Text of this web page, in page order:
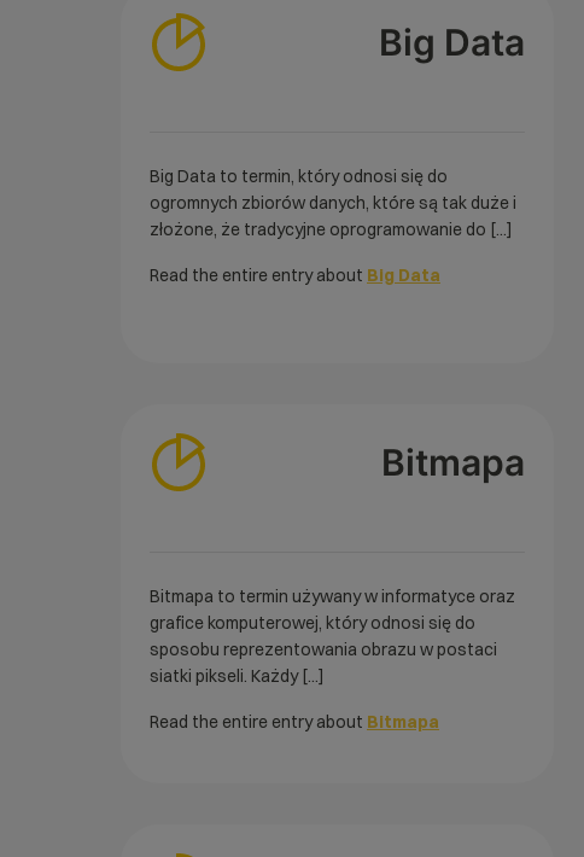
Big Data
Big Data to termin, który odnosi się do
ogromnych zbiorów danych, które są tak duże i
złożone, że tradycyjne oprogramowanie do [...]
Read the entire entry about Big Data
Bitmapa
Bitmapa to termin używany w informatyce oraz
grafice komputerowej, który odnosi się do
sposobu reprezentowania obrazu w postaci
siatki pikseli. Każdy [...]
Read the entire entry about Bitmapa